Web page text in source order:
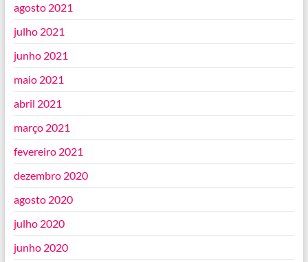
agosto 2021
julho 2021
junho 2021
maio 2021
abril 2021
março 2021
fevereiro 2021
dezembro 2020
agosto 2020
julho 2020
junho 2020